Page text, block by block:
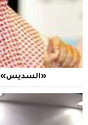
«السديس»